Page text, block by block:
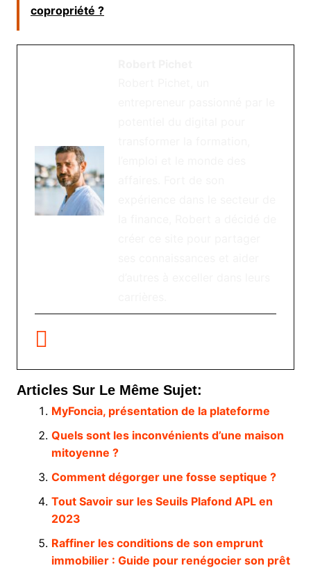
copropriété ?
Articles Sur Le Même Sujet:
MyFoncia, présentation de la plateforme
Quels sont les inconvénients d’une maison
mitoyenne ?
Comment dégorger une fosse septique ?
Tout Savoir sur les Seuils Plafond APL en
2023
Raffiner les conditions de son emprunt
immobilier : Guide pour renégocier son prêt